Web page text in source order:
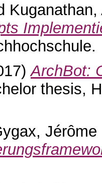
Kuganathan,
ArchBot:
thesis,
Jérôme